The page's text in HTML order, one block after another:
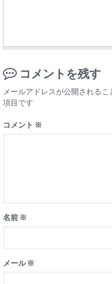
コメントを残す
メールアドレスが公開されるこ
項目です
コメント ※
名前 ※
メール※